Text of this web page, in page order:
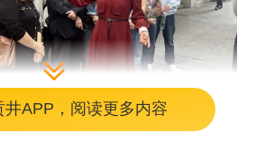
井APP，阅读更多内容